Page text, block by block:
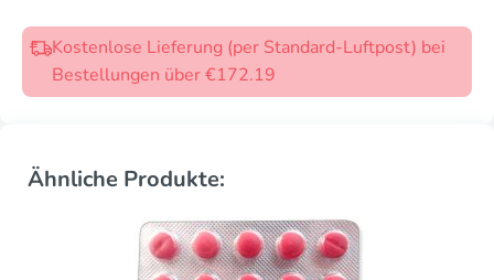
Kostenlose Lieferung (per Standard-Luftpost) bei
Bestellungen über €172.19
Ähnliche Produkte: